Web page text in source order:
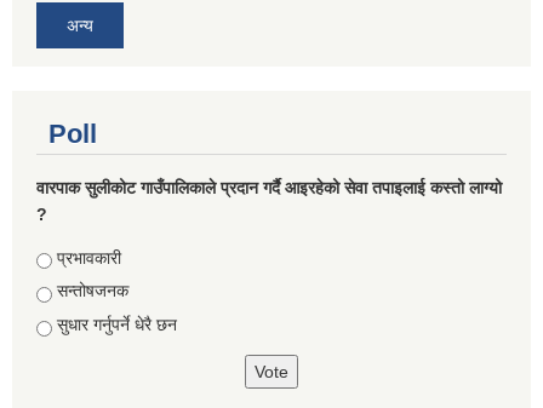
अन्य
Poll
वारपाक सुलीकोट गाउँपालिकाले प्रदान गर्दै आइरहेको सेवा तपाइलाई कस्तो लाग्यो
?
Choices
प्रभावकारी
सन्तोषजनक
सुधार गर्नुपर्ने धेरै छन